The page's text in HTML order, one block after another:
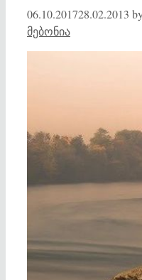
06.10.201728.02.2013
მებონია